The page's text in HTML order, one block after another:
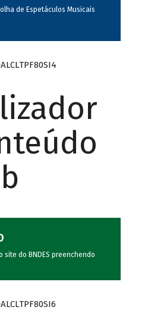
de Espetáculos Musicais
site do BNDES preenchendo